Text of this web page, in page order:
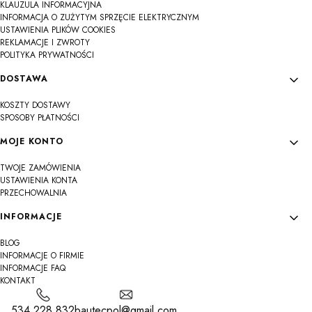
KLAUZULA INFORMACYJNA
INFORMACJA O ZUŻYTYM SPRZĘCIE ELEKTRYCZNYM
USTAWIENIA PLIKÓW COOKIES
REKLAMACJE I ZWROTY
POLITYKA PRYWATNOŚCI
DOSTAWA
KOSZTY DOSTAWY
SPOSOBY PŁATNOŚCI
MOJE KONTO
TWOJE ZAMÓWIENIA
USTAWIENIA KONTA
PRZECHOWALNIA
INFORMACJE
BLOG
INFORMACJE O FIRMIE
INFORMACJE FAQ
KONTAKT